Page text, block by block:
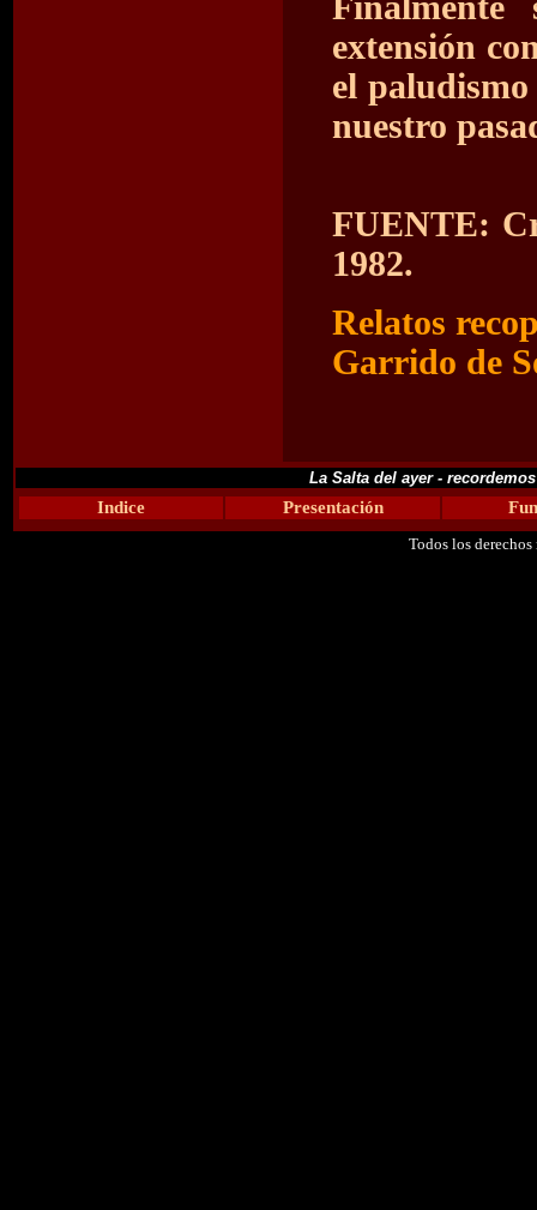
extensión
el
nuestro
FUENTE:
1982.
Relatos
Garrido de
La Salta del ayer -
Indice Presentación
Todos los